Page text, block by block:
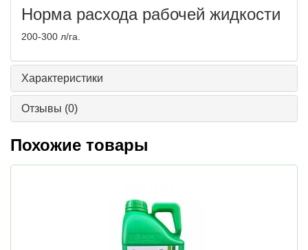
Норма расхода рабочей жидкости
200-300 л/га.
Характеристики
Отзывы (0)
Похожие товары